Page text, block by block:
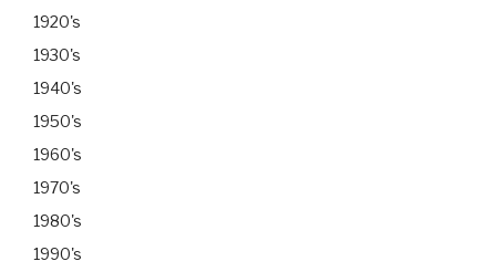
1920's
1930's
1940's
1950's
1960's
1970's
1980's
1990's